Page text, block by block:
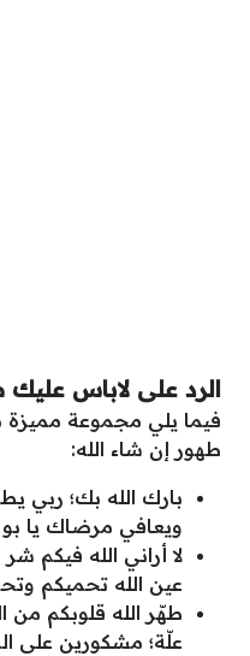
الرد على لاباس عليك
فيما يلي مجموعة مميزة
طهور إن شاء الله:
بارك الله بك؛ ربي
ويعافي مرضاك يا بو
لا أراني الله فيكم
عين الله تحميكم
طهّر الله قلوبكم من
علّة؛ مشكورين على